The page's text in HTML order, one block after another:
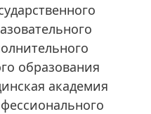
образования
академия